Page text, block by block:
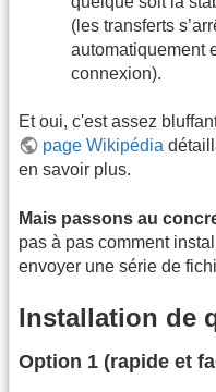
(les transferts
automatiquement
connexion).
Et oui, c'est assez
page Wikipédia
en savoir plus.
Mais passons au
pas à pas comment
envoyer une série de
Installation de
Option 1 (rapide et